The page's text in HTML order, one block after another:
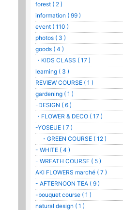
forest ( 2 )
information ( 99 )
event ( 110 )
photos ( 3 )
goods ( 4 )
・KIDS CLASS ( 17 )
learning ( 3 )
REVIEW COURSE ( 1 )
gardening ( 1 )
-DESIGN ( 6 )
・FLOWER & DECO ( 17 )
-YOSEUE ( 7 )
・GREEN COURSE ( 12 )
- WHITE ( 4 )
- WREATH COURSE ( 5 )
AKI FLOWERS marché ( 7 )
- AFTERNOON TEA ( 9 )
-bouquet course ( 1 )
natural design ( 1 )